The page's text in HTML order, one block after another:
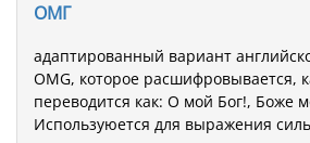
ОМГ
адаптированный вариант
OMG, которое расшифровывается,
переводится как: О мой Бог!, Боже
Используюется для выражения